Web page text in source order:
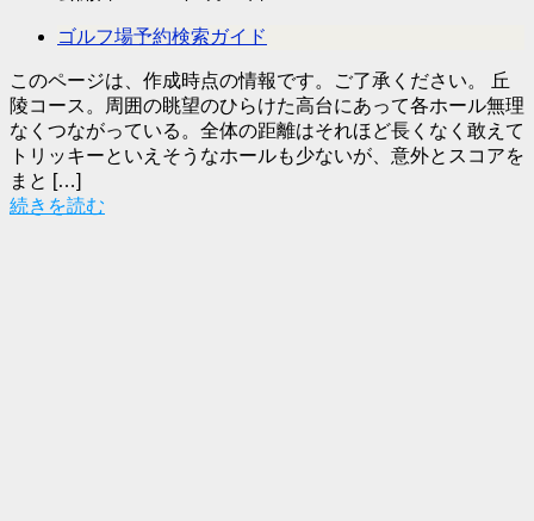
ゴルフ場予約検索ガイド
このページは、作成時点の情報です。ご了承ください。 丘
陵コース。周囲の眺望のひらけた高台にあって各ホール無理
なくつながっている。全体の距離はそれほど長くなく敢えて
トリッキーといえそうなホールも少ないが、意外とスコアを
まと […]
続きを読む